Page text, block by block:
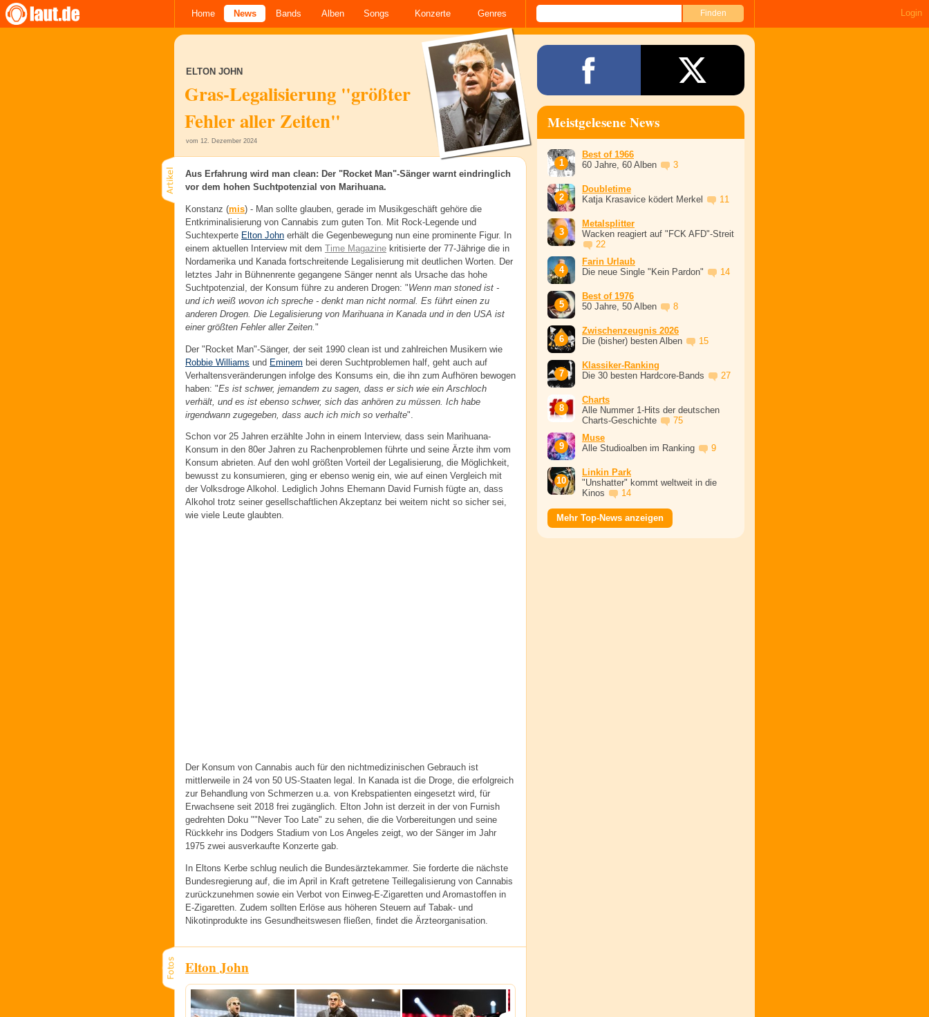
Home News Bands Alben Songs Konzerte Genres Login
ELTON JOHN
Gras-Legalisierung "größter
Fehler aller Zeiten"
vom 12. Dezember 2024
Aus Erfahrung wird man clean: Der "Rocket Man"-Sänger warnt eindringlich
vor dem hohen Suchtpotenzial von Marihuana.
Konstanz (mis) - Man sollte glauben, gerade im Musikgeschäft gehöre die
Entkriminalisierung von Cannabis zum guten Ton. Mit Rock-Legende und
Suchtexperte Elton John erhält die Gegenbewegung nun eine prominente Figur. In
einem aktuellen Interview mit dem Time Magazine kritisierte der 77-Jährige die in
Nordamerika und Kanada fortschreitende Legalisierung mit deutlichen Worten. Der
letztes Jahr in Bühnenrente gegangene Sänger nennt als Ursache das hohe
Suchtpotenzial, der Konsum führe zu anderen Drogen: "Wenn man stoned ist -
und ich weiß wovon ich spreche - denkt man nicht normal. Es führt einen zu
anderen Drogen. Die Legalisierung von Marihuana in Kanada und in den USA ist
einer größten Fehler aller Zeiten. "
Der "Rocket Man"-Sänger, der seit 1990 clean ist und zahlreichen Musikern wie
Robbie Williams und Eminem bei deren Suchtproblemen half, geht auch auf
Verhaltensveränderungen infolge des Konsums ein, die ihn zum Aufhören bewogen
haben: "Es ist schwer, jemandem zu sagen, dass er sich wie ein Arschloch
verhält, und es ist ebenso schwer, sich das anhören zu müssen. Ich habe
irgendwann zugegeben, dass auch ich mich so verhalte".
Schon vor 25 Jahren erzählte John in einem Interview, dass sein Marihuana-
Konsum in den 80er Jahren zu Rachenproblemen führte und seine Ärzte ihm vom
Konsum abrieten. Auf den wohl größten Vorteil der Legalisierung, die Möglichkeit,
bewusst zu konsumieren, ging er ebenso wenig ein, wie auf einen Vergleich mit
der Volksdroge Alkohol. Lediglich Johns Ehemann David Furnish fügte an, dass
Alkohol trotz seiner gesellschaftlichen Akzeptanz bei weitem nicht so sicher sei,
wie viele Leute glaubten.
Der Konsum von Cannabis auch für den nichtmedizinischen Gebrauch ist
mittlerweile in 24 von 50 US-Staaten legal. In Kanada ist die Droge, die erfolgreich
zur Behandlung von Schmerzen u.a. von Krebspatienten eingesetzt wird, für
Erwachsene seit 2018 frei zugänglich. Elton John ist derzeit in der von Furnish
gedrehten Doku ""Never Too Late" zu sehen, die die Vorbereitungen und seine
Rückkehr ins Dodgers Stadium von Los Angeles zeigt, wo der Sänger im Jahr
1975 zwei ausverkaufte Konzerte gab.
In Eltons Kerbe schlug neulich die Bundesärztekammer. Sie forderte die nächste
Bundesregierung auf, die im April in Kraft getretene Teillegalisierung von Cannabis
zurückzunehmen sowie ein Verbot von Einweg-E-Zigaretten und Aromastoffen in
E-Zigaretten. Zudem sollten Erlöse aus höheren Steuern auf Tabak- und
Nikotinprodukte ins Gesundheitswesen fließen, findet die Ärzteorganisation.
Elton John
Meistgelesene News
Best of 1966
60 Jahre, 60 Alben
3
Doubletime
Katja Krasavice ködert Merkel
11
Metalsplitter
Wacken reagiert auf "FCK AFD"-Streit
22
Farin Urlaub
Die neue Single "Kein Pardon"
14
Best of 1976
50 Jahre, 50 Alben
8
Zwischenzeugnis 2026
Die (bisher) besten Alben
15
Klassiker-Ranking
Die 30 besten Hardcore-Bands
27
Charts
Alle Nummer 1-Hits der deutschen
Charts-Geschichte
75
Muse
Alle Studioalben im Ranking
9
Linkin Park
"Unshatter" kommt weltweit in die
Kinos
14
Mehr Top-News anzeigen